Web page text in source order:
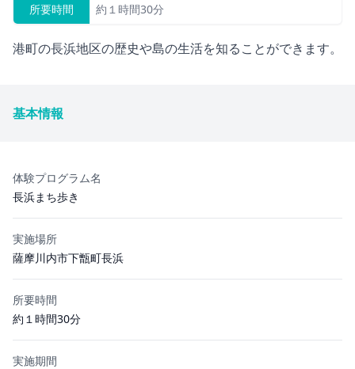
所要時間
約１時間30分
港町の長浜地区の歴史や島の生活を知ることができます。
基本情報
体験プログラム名
長浜まち歩き
実施場所
薩摩川内市下甑町長浜
所要時間
約１時間30分
実施期間